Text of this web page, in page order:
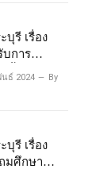
บุรี เรื่อง
บการ
ชั้นประถม
นพิเศษ
ธ์ 2024 By
รื่อง
มศึกษา